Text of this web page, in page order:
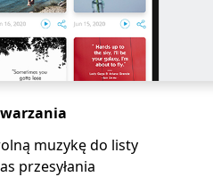
muzykę do listy
przesyłania